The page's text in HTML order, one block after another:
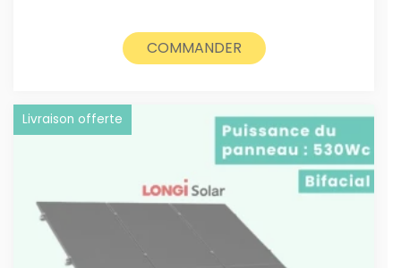
était :
3990€.
est :
3690€.
COMMANDER
Livraison offerte